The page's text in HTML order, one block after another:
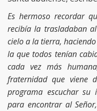
Es hermoso recordar
recibía la trasladaban
cielo a la tierra,
la que todos tenían
cada vez más
fraternidad que viene
programa escuchar su
para encontrar al